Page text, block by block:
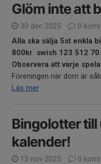
Glöm inte att
30 dec 2025
0
Alla ska sälja 5st enkla
800kr swish 123 512 70
Observera att varje
Föreningen när dom är
Läs mer
Bingolotter
kalender!
13 nov 2025
0